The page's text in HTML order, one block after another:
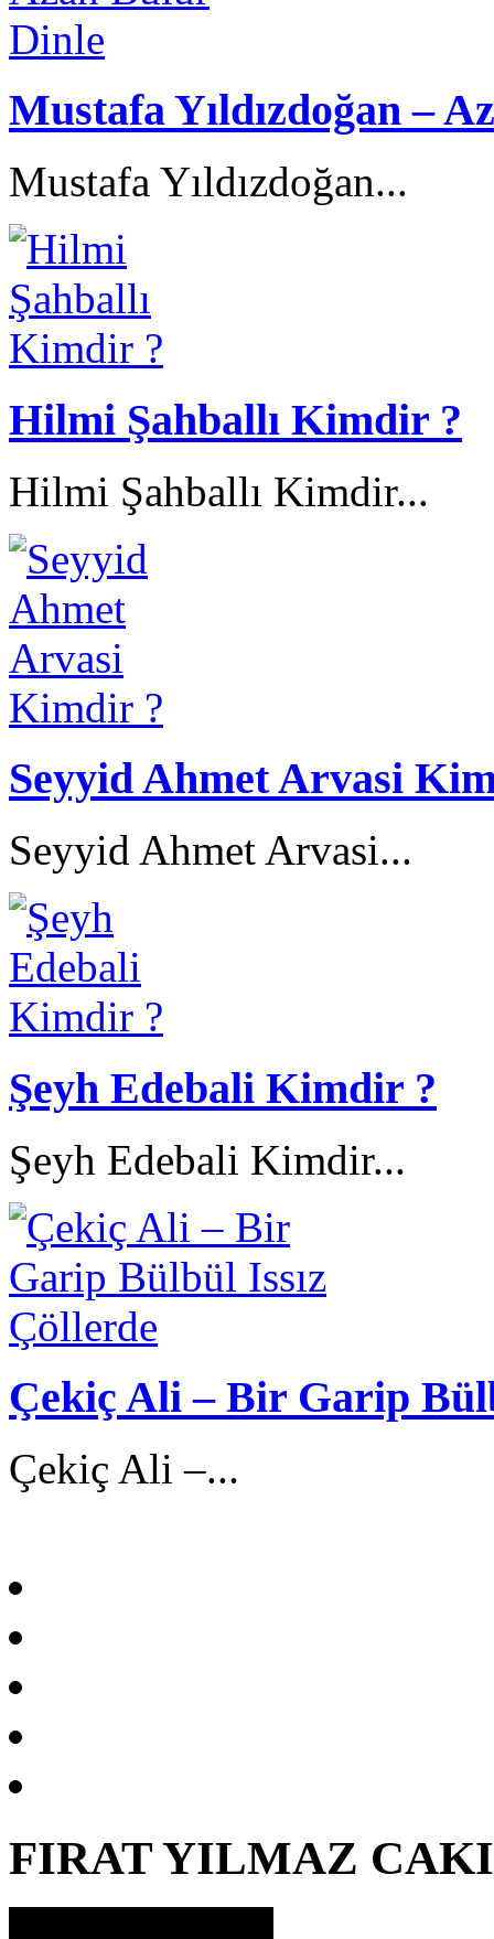
Mustafa Yıldızdoğan –
Mustafa Yıldızdoğan...
Hilmi Şahballı Kimdir ?
Hilmi Şahballı Kimdir...
Seyyid Ahmet Arvasi
Seyyid Ahmet Arvasi...
Şeyh Edebali Kimdir ?
Şeyh Edebali Kimdir...
Çekiç Ali – Bir Garip
Çekiç Ali –...
FIRAT YILMAZ